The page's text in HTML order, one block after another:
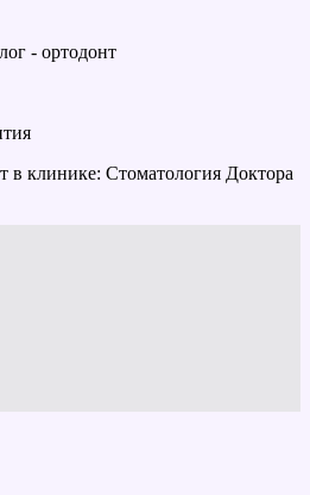
- ортодонт
в клинике: Стоматология Доктора